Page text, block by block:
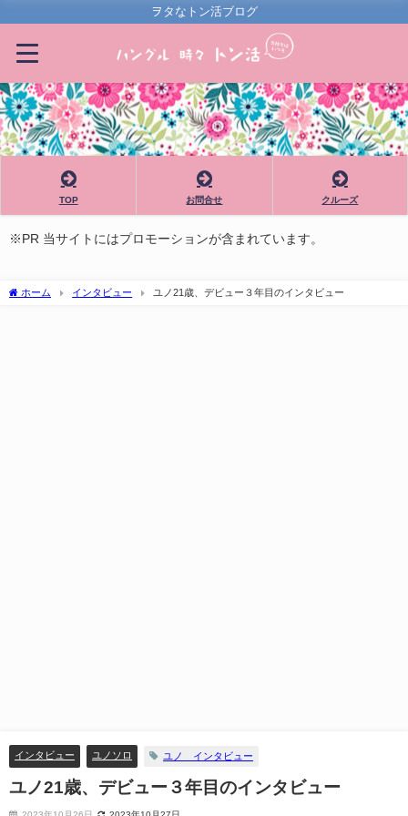
ヲタなトン活ブログ
TOP お問合せ クルーズ
※PR 当サイトにはプロモーションが含まれています。
ホーム インタビュー ユノ21歳、デビュー３年目のインタビュー
インタビュー ユノソロ ユノ インタビュー
ユノ21歳、デビュー３年目のインタビュー
2023年10月26日 2023年10月27日